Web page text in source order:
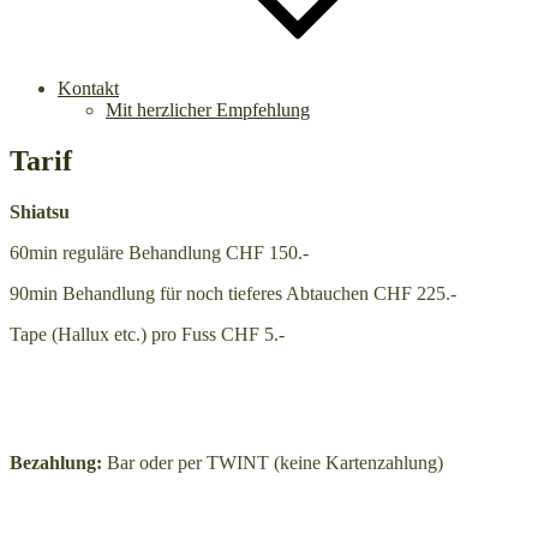
Kontakt
Mit herzlicher Empfehlung
Tarif
Shiatsu
60min reguläre Behandlung CHF 150.-
90min Behandlung für noch tieferes Abtauchen CHF 225.-
Tape (Hallux etc.) pro Fuss CHF 5.-
Bezahlung: Bar oder per TWINT (keine Kartenzahlung)